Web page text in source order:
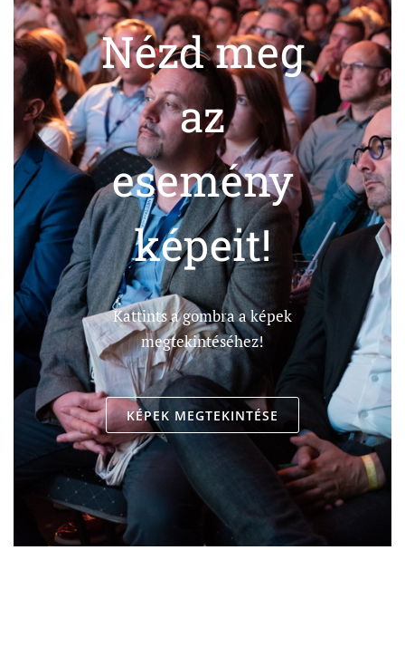
Nézd meg
az
esemény
képeit!
Kattints a gombra a képek
megtekintéséhez!
KÉPEK MEGTEKINTÉSE